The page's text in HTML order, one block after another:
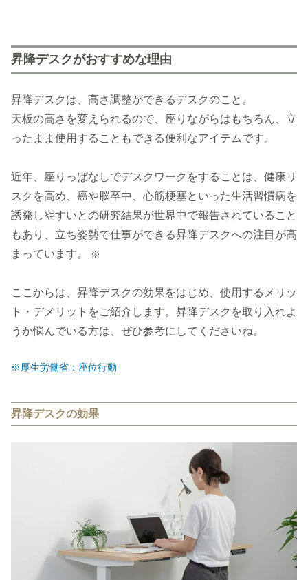
昇降デスクがおすすめな理由
昇降デスクは、高さ調整ができるデスクのこと。
天板の高さを変えられるので、座りながらはもちろん、立
ったまま使用することもできる便利なアイテムです。
近年、座りっぱなしでデスクワークをすることは、健康リ
スクを高め、癌や脳卒中、心筋梗塞といった生活習慣病を
誘発しやすいとの研究結果が世界中で報告されていること
もあり、立ち姿勢で仕事ができる昇降デスクへの注目が高
まっています。
※
ここからは、昇降デスクの効果をはじめ、使用するメリッ
ト・デメリットをご紹介します。昇降デスクを取り入れよ
うか悩んでいる方は、ぜひ参考にしてくださいね。
※厚生労働省：座位行動
昇降デスクの効果